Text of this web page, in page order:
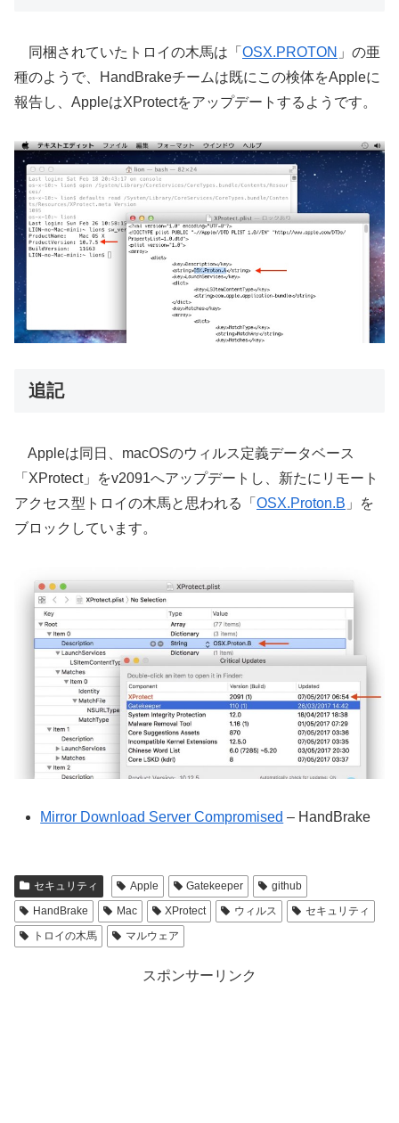
同梱されていたトロイの木馬は「 OSX.PROTON 」の亜
種のようで、HandBrakeチームは既にこの検体をAppleに
報告し、AppleはXProtectをアップデートするようです。
追記
Appleは同日、macOSのウィルス定義データベース
「XProtect」をv2091へアップデートし、新たにリモート
アクセス型トロイの木馬と思われる「 OSX.Proton.B 」を
ブロックしています。
Mirror Download Server Compromised – HandBrake
セキュリティ Apple Gatekeeper
github
HandBrake
Mac XProtect ウィルス
セキュリティ
トロイの木馬
マルウェア
スポンサーリンク